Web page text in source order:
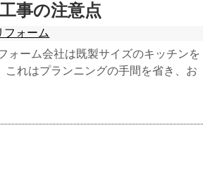
事の注意点
フォーム
ォーム会社は既製サイズのキッチンを
れはプランニングの手間を省き、お